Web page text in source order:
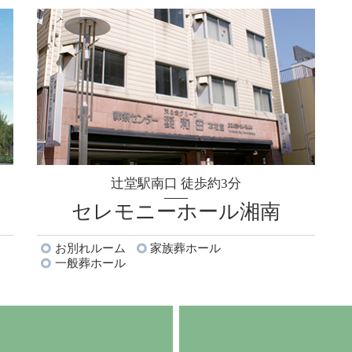
辻堂駅南口 徒歩約3分
セレモニーホール湘南
お別れルーム
家族葬ホール
一般葬ホール